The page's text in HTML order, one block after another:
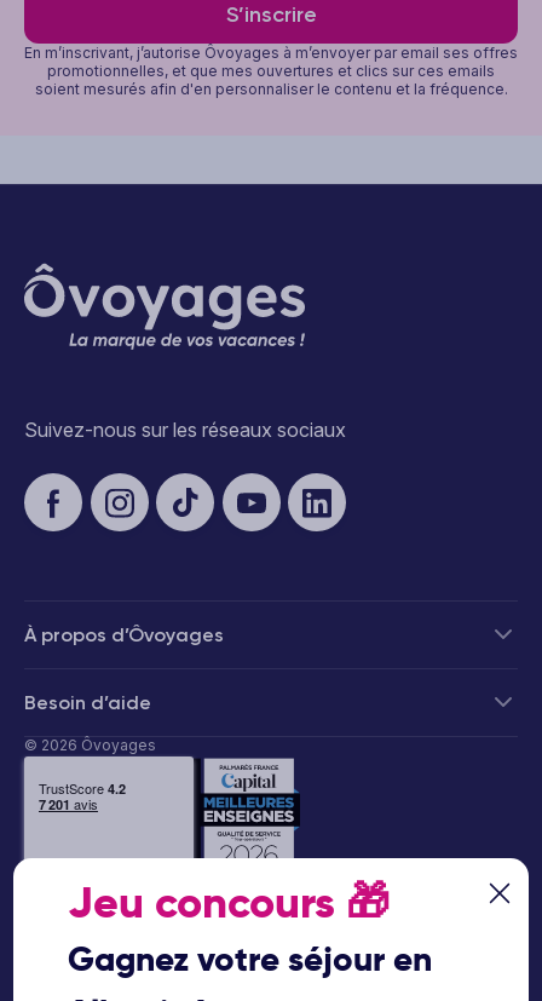
S’inscrire
En m’inscrivant, j’autorise Ôvoyages à m’envoyer par email ses offres
promotionnelles, et que mes ouvertures et clics sur ces emails
soient mesurés afin d'en personnaliser le contenu et la fréquence.
Suivez-nous sur les réseaux sociaux
À propos d’Ôvoyages
Besoin d’aide
© 2026 Ôvoyages
Jeu concours 🎁
Gagnez votre séjour en